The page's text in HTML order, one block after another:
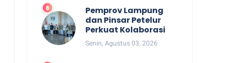
Pemprov Lampung
dan Pinsar Petelur
Perkuat Kolaborasi
Senin, Agustus 03, 2026